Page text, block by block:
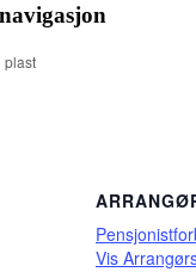
plast
Vis